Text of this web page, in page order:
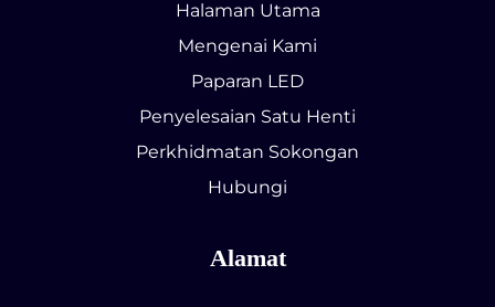
Halaman Utama
Mengenai Kami
Paparan LED
Penyelesaian Satu Henti
Perkhidmatan Sokongan
Hubungi
Alamat